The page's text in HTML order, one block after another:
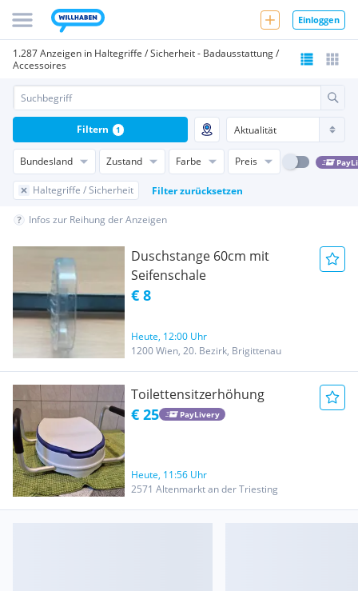
Einloggen
1.287 Anzeigen in Haltegriffe / Sicherheit - Badausstattung /
Accessoires
Bundesland Zustand Farbe Preis
Haltegriffe / Sicherheit Filter zurücksetzen
Filtern 1
Infos zur Reihung der Anzeigen
Duschstange 60cm mit
Seifenschale
€ 8
Heute, 12:00 Uhr
1200 Wien, 20. Bezirk, Brigittenau
Toilettensitzerhöhung
€ 25 PayLivery
Heute, 11:56 Uhr
2571 Altenmarkt an der Triesting